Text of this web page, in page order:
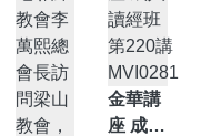
金華講
座 成人